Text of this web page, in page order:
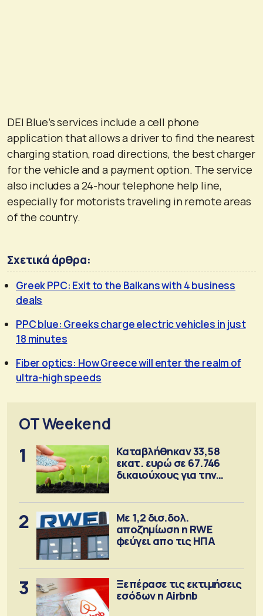
DEI Blue’s services include a cell phone
application that allows a driver to find the nearest
charging station, road directions, the best charger
for the vehicle and a payment option. The service
also includes a 24-hour telephone help line,
especially for motorists traveling in remote areas
of the country.
Σχετικά άρθρα:
Greek PPC: Exit to the Balkans with 4 business
deals
PPC blue: Greeks charge electric vehicles in just
18 minutes
Fiber optics: How Greece will enter the realm of
ultra-high speeds
OT Weekend
1
Καταβλήθηκαν 33,58
εκατ. ευρώ σε 67.746
δικαιούχους για την
2
Με 1,2 δισ.δολ.
αποζημίωση η RWE
φεύγει απο τις ΗΠΑ
3
Ξεπέρασε τις εκτιμήσεις
εσόδων η Airbnb